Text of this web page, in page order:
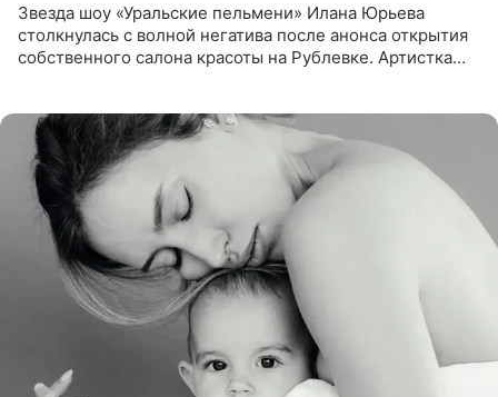
Звезда шоу «Уральские пельмени» Илана Юрьева
столкнулась с волной негатива после анонса открытия
собственного салона красоты на Рублевке. Артистка